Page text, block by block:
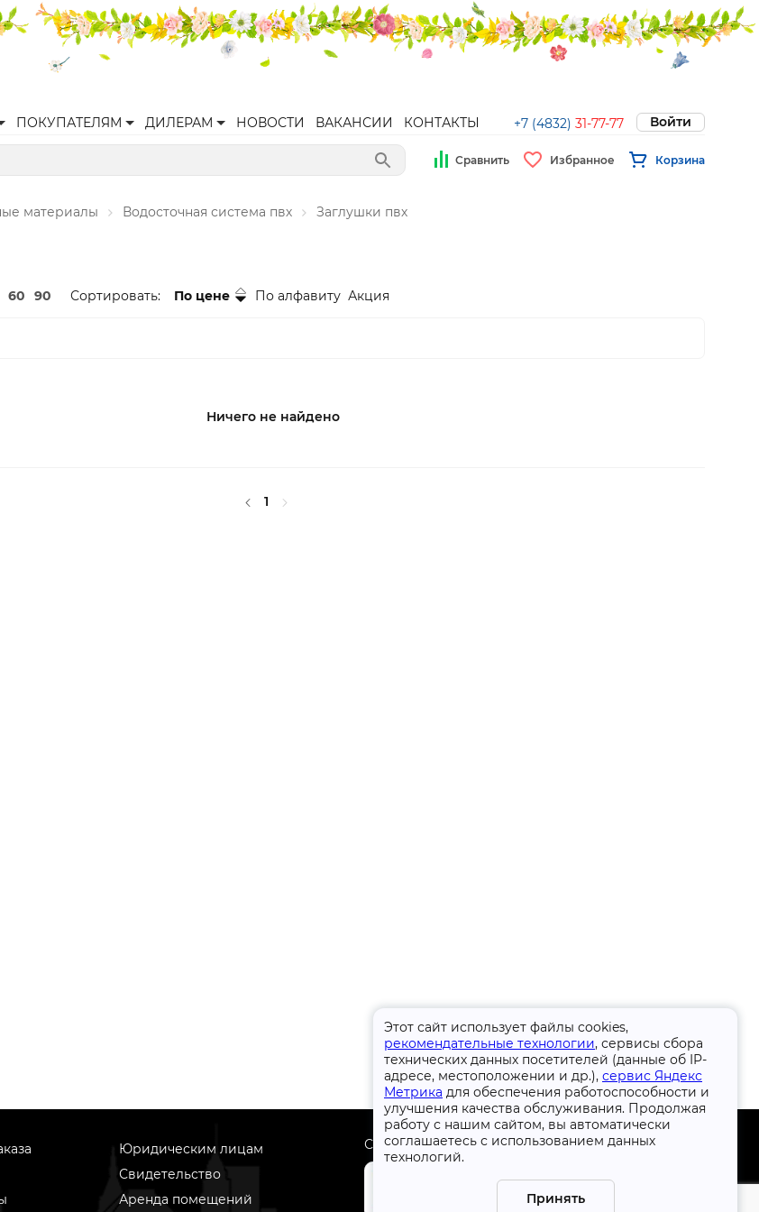
ПОКУПАТЕЛЯМ ДИЛЕРАМ НОВОСТИ ВАКАНСИИ КОНТАКТЫ +7 (4832) 31-77-77 Войти
Сравнить Избранное Корзина
материалы Водосточная система пвх Заглушки пвх
Этот сайт использует файлы cookies,
рекомендательные технологии, сервисы сбора
технических данных посетителей (данные об IP-
адресе, местоположении и др.), сервис Яндекс
Метрика для обеспечения работоспособности и
улучшения качества обслуживания. Продолжая
работу с нашим сайтом, вы автоматически
соглашаетесь с использованием данных
технологий.
Принять
60 90 Сортировать: По цене По алфавиту Акция
Ничего не найдено
1
Юридическим лицам
Свидетельство
Аренда помещений
Скачать приложение